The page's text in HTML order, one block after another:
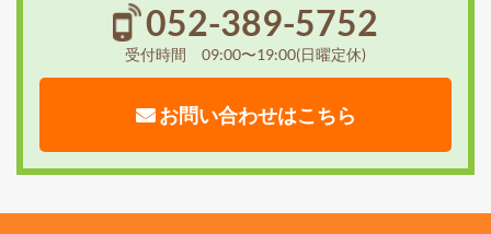
052-389-5752
受付時間 09:00〜19:00(日曜定休)
お問い合わせはこちら